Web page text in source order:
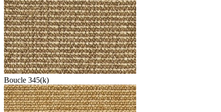
Boucle 345(k)